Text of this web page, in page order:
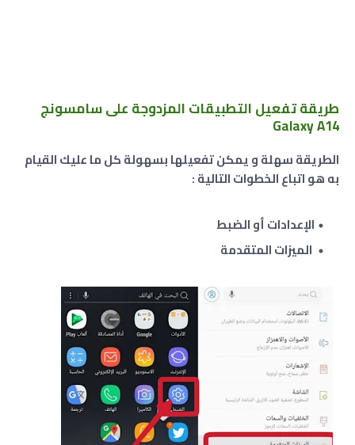
طريقة تفعيل التطبيقات المزدوجة على سامسونج
Galaxy A14
الطريقة سهلة و يمكن تفعيلها بسهولة كل ما عليك القيام
به هو اتباع الخطوات التالية :
الإعدادات أو الضبط
الميزات المتقدمة